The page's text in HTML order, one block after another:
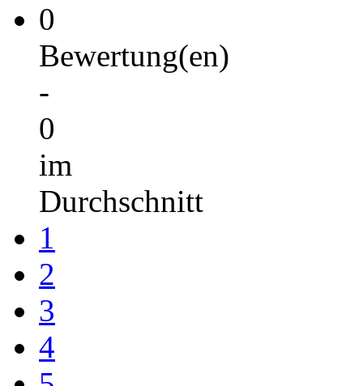
0
Bewertung(en)
-
0
im
Durchschnitt
1
2
3
4